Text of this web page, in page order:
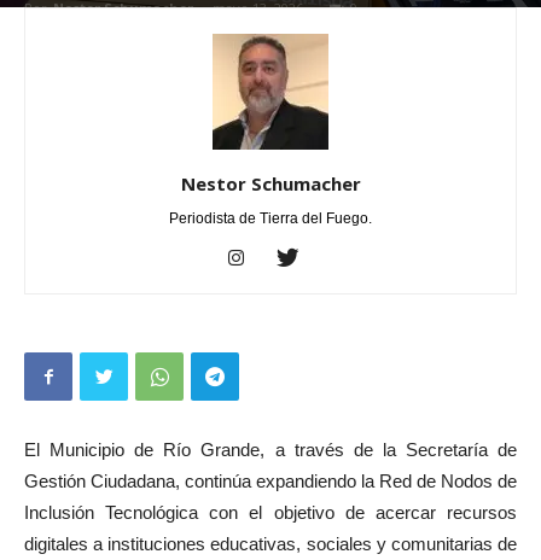
Por Nestor Schumacher - mayo 13, 2026 0
Nestor Schumacher
Periodista de Tierra del Fuego.
El Municipio de Río Grande, a través de la Secretaría de
Gestión Ciudadana, continúa expandiendo la Red de Nodos de
Inclusión Tecnológica con el objetivo de acercar recursos
digitales a instituciones educativas, sociales y comunitarias de